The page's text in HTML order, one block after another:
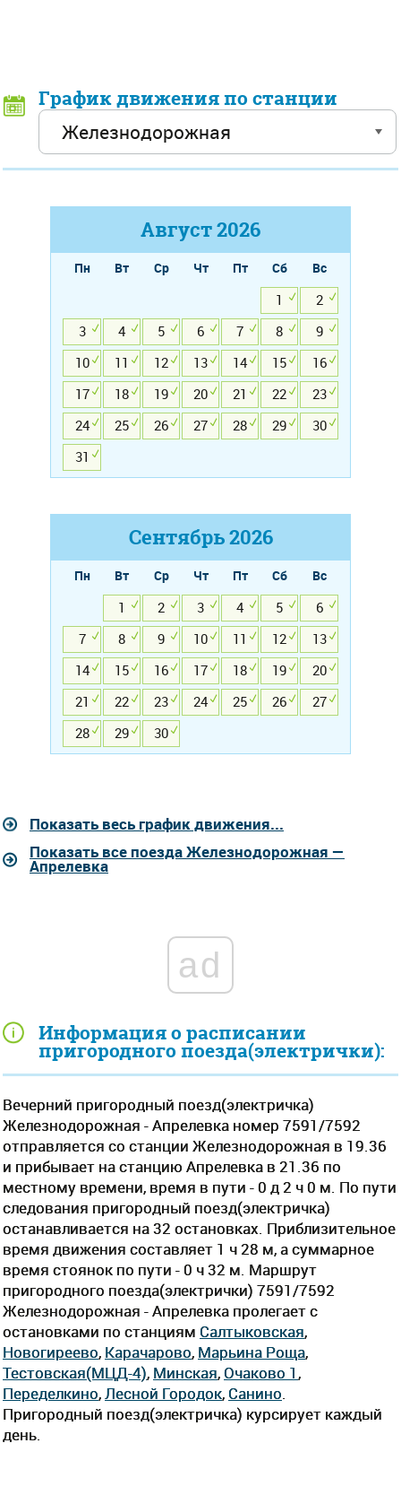
Информация о расписании
пригородного поезда(электрички):
Вечерний пригородный поезд(электричка)
Железнодорожная - Апрелевка номер 7591/7592
отправляется со станции Железнодорожная в 19.36
и прибывает на станцию Апрелевка в 21.36 по
местному времени, время в пути - 0 д 2 ч 0 м. По пути
следования пригородный поезд(электричка)
останавливается на 32 остановках. Приблизительное
время движения составляет 1 ч 28 м, а суммарное
время стоянок по пути - 0 ч 32 м. Маршрут
пригородного поезда(электрички) 7591/7592
Железнодорожная - Апрелевка пролегает c
остановками по станциям Салтыковская,
Новогиреево, Карачарово, Марьина Роща,
Тестовская(МЦД-4), Минская,Очаково 1 ,
Переделкино, Лесной Городок, Санино
Пригородный поезд(электричка) курсирует каждый
день.
График движения по станции
Август2026
Пн Вт Ср Чт Пт Сб
Вс
1
2
3
4 5 6 7 8
9
10
11 12 13 14 15
16
17
18 19 20 21 22
23
24
25 26 27 28 29
30
31
Сентябрь2026
Пн Вт Ср Чт Пт Сб
Вс
1
2 3 4 5
6
7
8 9 10 11 12
13
14
15 16 17 18 19
20
21
22 23 24 25 26
27
28
29 30
Показать весь график движения...
Показать все поезда Железнодорожная —
Апрелевка
ad